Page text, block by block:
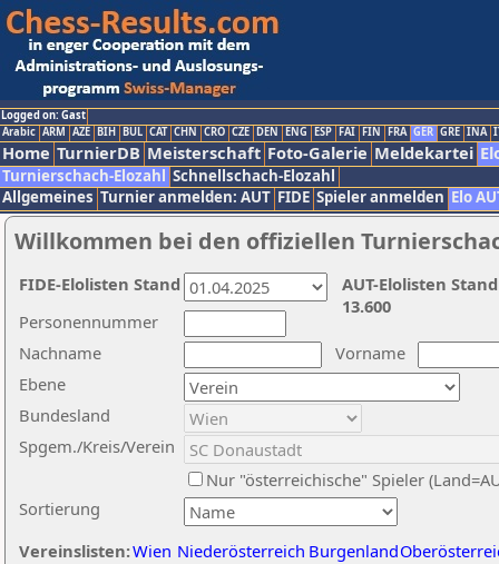
Logged on: Gast
Arabic ARM AZE BIH BUL CAT CHN CRO CZE DEN ENG ESP FAI FIN FRA GER GRE INA
Home TurnierDB Meisterschaft Foto-Galerie Meldekartei
Turnierschach-Elozahl Schnellschach-Elozahl
Allgemeines Turnier anmelden: AUT FIDE Spieler anmelden Elo
Willkommen bei den offiziellen
Nachname
Vorname
Ebene
Sortierung
Personennummer
Bundesland
Spgem./Kreis/Verein
Nur "österreichische" Spieler
Vereinslisten:Wien Niederösterreich Burgenland
AUT-Elolisten
13.600
FIDE-Elolisten Stand